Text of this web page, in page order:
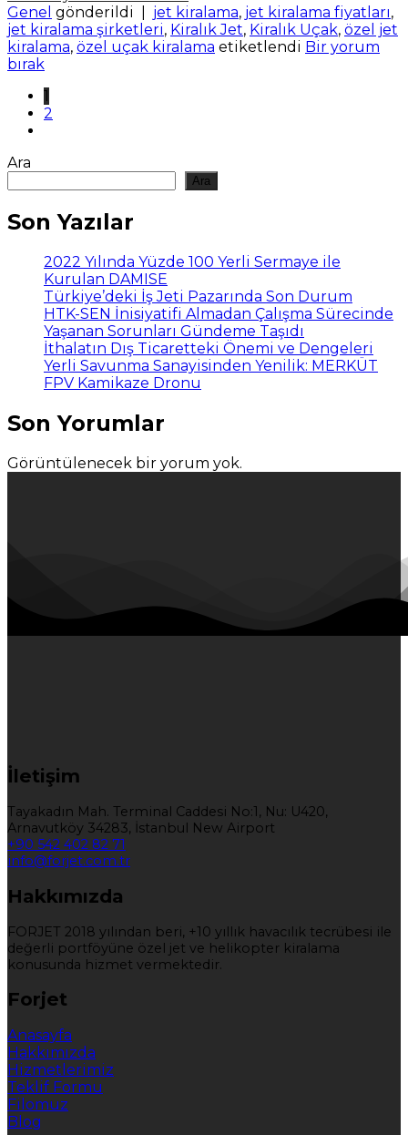
Genel gönderildi jet kiralama, jet kiralama fiyatları,
jet kiralama şirketleri, Kiralık Jet, Kiralık Uçak, özel jet
kiralama, özel uçak kiralama etiketlendi Bir yorum
bırak
1
2
Ara
Ara
Son Yazılar
2022 Yılında Yüzde 100 Yerli Sermaye ile
Kurulan DAMISE
Türkiye’deki İş Jeti Pazarında Son Durum
HTK-SEN İnisiyatifi Almadan Çalışma Sürecinde
Yaşanan Sorunları Gündeme Taşıdı
İthalatın Dış Ticaretteki Önemi ve Dengeleri
Yerli Savunma Sanayisinden Yenilik: MERKÜT
FPV Kamikaze Dronu
Son Yorumlar
Görüntülenecek bir yorum yok.
İletişim
Tayakadın Mah. Terminal Caddesi No:1, Nu: U420,
Arnavutköy 34283, İstanbul New Airport
+90 542 402 82 71
info@forjet.com.tr
Hakkımızda
FORJET 2018 yılından beri, +10 yıllık havacılık tecrübesi ile
değerli portföyüne özel jet ve helikopter kiralama
konusunda hizmet vermektedir.
Forjet
Anasayfa
Hakkımızda
Hizmetlerimiz
Teklif Formu
Filomuz
Blog